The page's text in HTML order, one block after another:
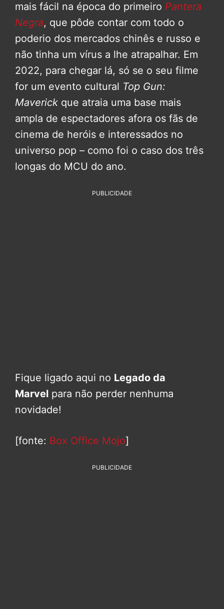
mais fácil na época do primeiro Pantera
Negra, que pôde contar com todo o
poderio dos mercados chinês e russo e
não tinha um vírus a lhe atrapalhar. Em
2022, para chegar lá, só se o seu filme
for um evento cultural Top Gun:
Maverick que atraia uma base mais
ampla de espectadores afora os fãs de
cinema de heróis e interessados no
universo pop – como foi o caso dos três
longas do MCU do ano.
PUBLICIDADE
Fique ligado aqui no Legado da
Marvel para não perder nenhuma
novidade!
[fonte: Box Office Mojo]
PUBLICIDADE